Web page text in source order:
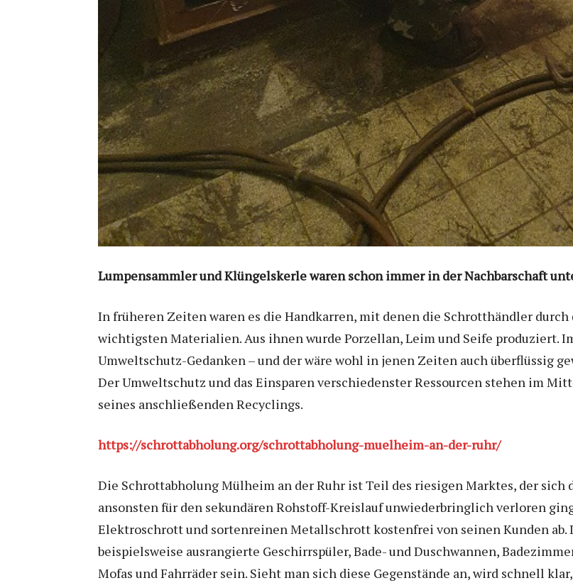
Lumpensammler und Klüngelskerle waren schon immer in der Nachbarschaft
In früheren Zeiten waren es die Handkarren, mit denen die Schrotthändler
wichtigsten Materialien. Aus ihnen wurde Porzellan, Leim und Seife produziert.
Umweltschutz-Gedanken – und der wäre wohl in jenen Zeiten auch überflüssig
Der Umweltschutz und das Einsparen verschiedenster Ressourcen stehen im
seines anschließenden Recyclings.
https://schrottabholung.org/schrottabholung-muelheim-an-der-ruhr/
Die Schrottabholung Mülheim an der Ruhr ist Teil des riesigen Marktes, der
ansonsten für den sekundären Rohstoff-Kreislauf unwiederbringlich verloren
Elektroschrott und sortenreinen Metallschrott kostenfrei von seinen Kunden
beispielsweise ausrangierte Geschirrspüler, Bade- und Duschwannen,
Mofas und Fahrräder sein. Sieht man sich diese Gegenstände an, wird schnell